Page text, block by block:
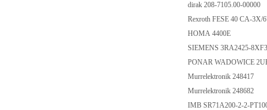
dirak 208-7105.00-
Rexroth FESE 40 CA-
HOMA 4400E
SIEMENS
PONAR WADOWICE
Murrelektronik
Murrelektronik
IMB SR71A200-2-2-